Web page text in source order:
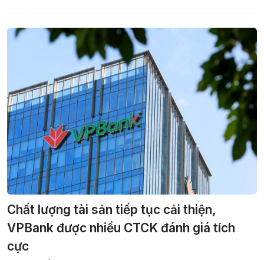
Chất lượng tài sản tiếp tục cải thiện,
VPBank được nhiều CTCK đánh giá tích
cực